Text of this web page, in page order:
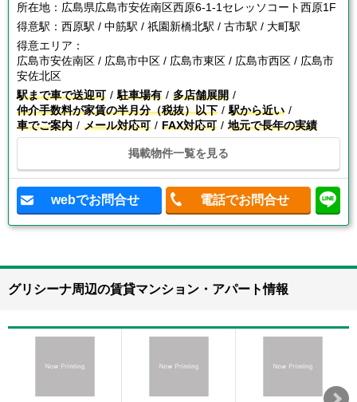
所在地： 広島県広島市安佐南区西原6-1-1セレッソコート西原1F
得意駅： 西原駅 / 中筋駅 / 祇園新橋北駅 / 古市駅 / 大町駅
得意エリア：
広島市安佐南区 / 広島市中区 / 広島市東区 / 広島市西区 / 広島市
安佐北区
駅まで車で送迎可
駐車場有
多店舗展開
仲介手数料が家賃の半月分（税抜）以下
駅から近い
車でご案内
メール対応可 FAX対応可 地元で長年の実績
掲載物件一覧を見る
webでお問合せ 電話でお問合せ
グリシーナ周辺の賃貸マンション・アパート情報